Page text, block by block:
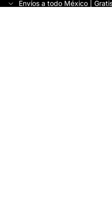
Envíos a todo México |